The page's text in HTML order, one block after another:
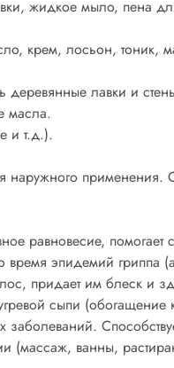
жидкое мыло, пена
крем, лосьон, тоник,
лавки и
масла.
и т.д.).
наружного применения.
равновесие, помогает
время эпидемий гриппа
придает им блеск и
сыпи (обогащение
заболеваний.
(массаж, ванны,